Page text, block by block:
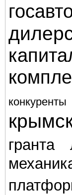
конкуренты
гранта